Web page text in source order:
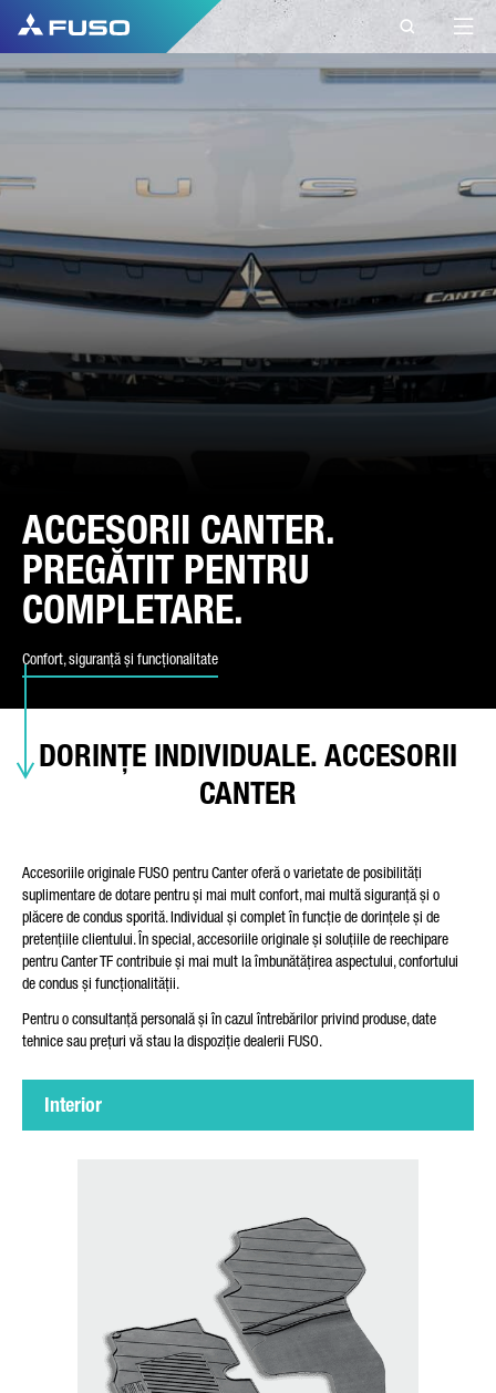
ACCESORII CANTER.
PREGĂTIT PENTRU
COMPLETARE.
Confort, siguranță și funcționalitate
CONTACT
EUROPE
Aveți întrebări?
Transmiteți-ne cererea dumneavoastră prin
intermediul acestui formular de contact.
PRENUME
TIPUL SOLICITĂRII
NUMĂR DE TELEFON
Vom prelucra, vom salva și vom utiliza datele dumneavoastră
cu atenție conform dispozițiilor legale privind protecția datelor
corespunzător consimțământului dumneavoastră numai în
scopul procesării solicitării dumneavoastră. Alte detalii despre
prelucrarea datelor dumneavoastră cu caracter personal de
către Daimler Truck AG, precum și indicații detaliate despre
drepturile dumneavoastră găsiți online în
Indicațiile privind
DORINȚE INDIVIDUALE. ACCESORII
CANTER
Accesoriile originale FUSO pentru Canter oferă o varietate de posibilități
suplimentare de dotare pentru și mai mult confort, mai multă siguranță și o
plăcere de condus sporită. Individual și complet în funcție de dorințele și de
pretențiile clientului. În special, accesoriile originale și soluțiile de reechipare
pentru Canter TF contribuie și mai mult la îmbunătățirea aspectului, confortului
de condus și funcționalității.
Pentru o consultanță personală și în cazul întrebărilor privind produse, date
tehnice sau prețuri vă stau la dispoziție dealerii FUSO.
Interior